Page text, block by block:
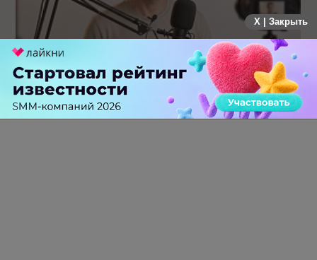
Российский рынок инфлюенс-маркетинга вошел в фазу
стагнации после нескольких лет роста
X | Закрыть